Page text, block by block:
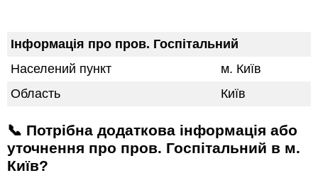
Інформація про пров. Госпітальний
Населений пункт
м. Київ
Область
Київ
📞 Потрібна додаткова інформація або
уточнення про пров. Госпітальний в м.
Київ?